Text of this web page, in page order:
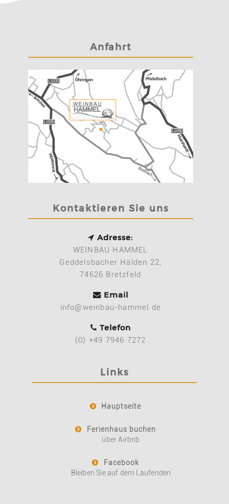
Anfahrt
Kontaktieren Sie uns
Adresse:
WEINBAU HAMMEL
Geddelsbacher Hälden 22,
74626 Bretzfeld
Email
info@weinbau-hammel.de
Telefon
(0) +49 7946 7272
Links
Hauptseite
Ferienhaus buchen
über Airbnb
Facebook
Bleiben Sie auf dem Laufenden